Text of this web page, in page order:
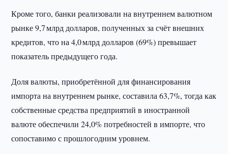
Кроме того, банки реализовали на внутреннем валютном
рынке 9,7 млрд долларов, полученных за счёт внешних
кредитов, что на 4,0 млрд долларов (69%) превышает
показатель предыдущего года.
Доля валюты, приобретённой для финансирования
импорта на внутреннем рынке, составила 63,7%, тогда как
собственные средства предприятий в иностранной
валюте обеспечили 24,0% потребностей в импорте, что
сопоставимо с прошлогодним уровнем.